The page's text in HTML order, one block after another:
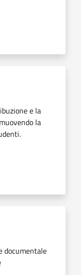
e la
la
documentale